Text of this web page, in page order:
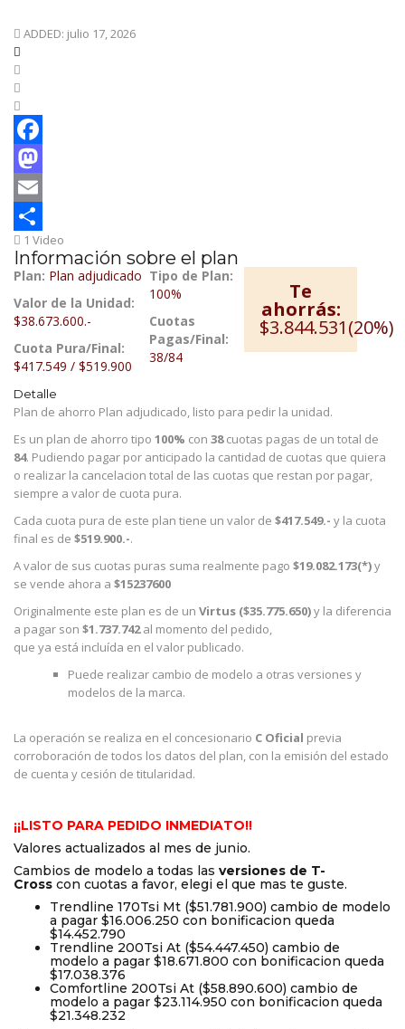
ADDED: julio 17, 2026
Facebook
Mastodon
Email
Compartir
1 Video
Información sobre el plan
Plan: Plan adjudicado
Valor de la Unidad:
$38.673.600.-
Cuota Pura/Final:
$417.549 / $519.900
Tipo de Plan:
100%
Cuotas
Pagas/Final:
38/84
Te
ahorrás:
$3.844.531(20%)
Detalle
Plan de ahorro Plan adjudicado, listo para pedir la unidad.
Es un plan de ahorro tipo 100% con 38cuotas pagas de un total de
84. Pudiendo pagar por anticipado la cantidad de cuotas que quiera
o realizar la cancelacion total de las cuotas que restan por pagar,
siempre a valor de cuota pura.
Cada cuota pura de este plan tiene un valor de $417.549.- y la cuota
final es de $519.900.-.
A valor de sus cuotas puras suma realmente pago $19.082.173(*)y
se vende ahora a $15237600
Originalmente este plan es de un Virtus ($35.775.650)y la diferencia
a pagar son $1.737.742al momento del pedido,
que ya está incluída en el valor publicado.
Puede realizar cambio de modelo a otras versiones y
modelos de la marca.
La operación se realiza en el concesionario C Oficial previa
corroboración de todos los datos del plan, con la emisión del estado
de cuenta y cesión de titularidad.
¡¡LISTO PARA PEDIDO INMEDIATO!!
Valores actualizados al mes de junio.
Cambios de modelo a todas las versiones de T-
Cross con cuotas a favor, elegi el que mas te guste.
Trendline 170Tsi Mt ($51.781.900) cambio de modelo
a pagar $16.006.250 con bonificacion queda
$14.452.790
Trendline 200Tsi At ($54.447.450) cambio de
modelo a pagar $18.671.800 con bonificacion queda
$17.038.376
Comfortline 200Tsi At ($58.890.600) cambio de
modelo a pagar $23.114.950 con bonificacion queda
$21.348.232